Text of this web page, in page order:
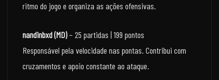
ritmo do jogo e organiza as ações ofensivas.
nandinbxd (MD)– 25 partidas | 199 pontos
Responsável pela velocidade nas pontas. Contribui com
cruzamentos e apoio constante ao ataque.